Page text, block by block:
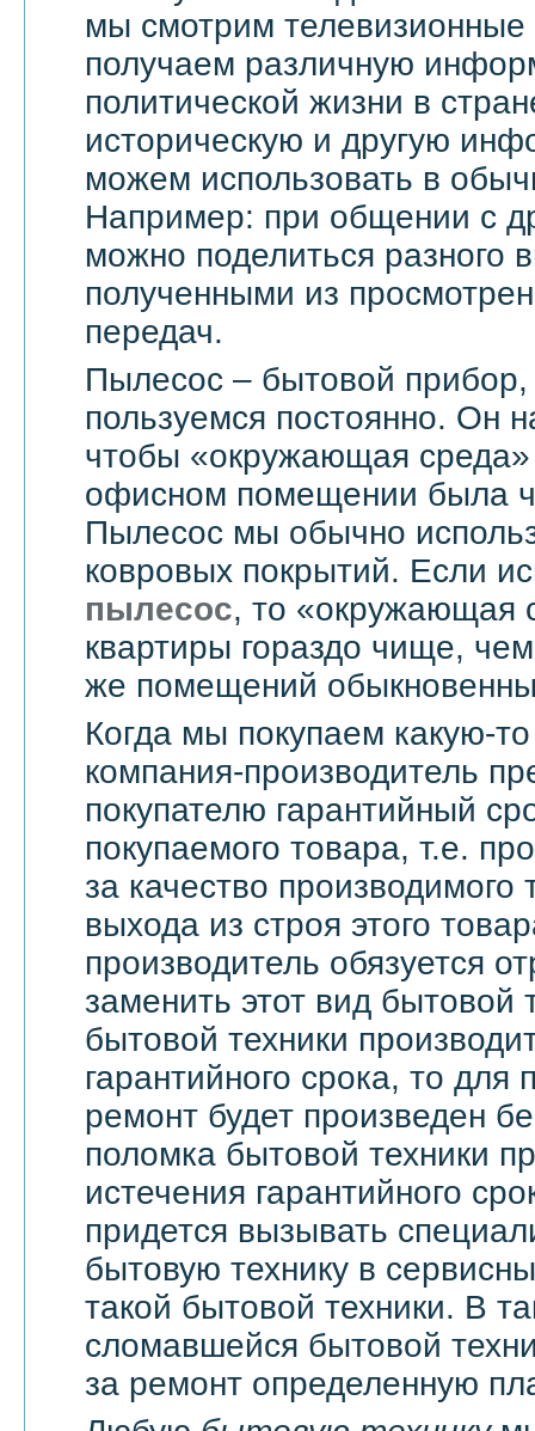
мы смотрим телевизионные
получаем различную
политической жизни в
историческую и другую
можем использовать в
Например: при общении с
можно поделиться разного
полученными из
передач.
Пылесос – бытовой
пользуемся постоянно. Он
чтобы «окружающая среда»
офисном помещении была
Пылесос мы обычно
ковровых покрытий. Если
пылесос, то «окружающая
квартиры гораздо чище,
же помещений
Когда мы покупаем какую-
компания-производитель
покупателю гарантийный
покупаемого товара, т.е.
за качество производимого
выхода из строя этого
производитель обязуется
заменить этот вид бытовой
бытовой техники
гарантийного срока, то для
ремонт будет произведен
поломка бытовой техники
истечения гарантийного
придется вызывать
бытовую технику в
такой бытовой техники. В
сломавшейся бытовой
за ремонт определенную